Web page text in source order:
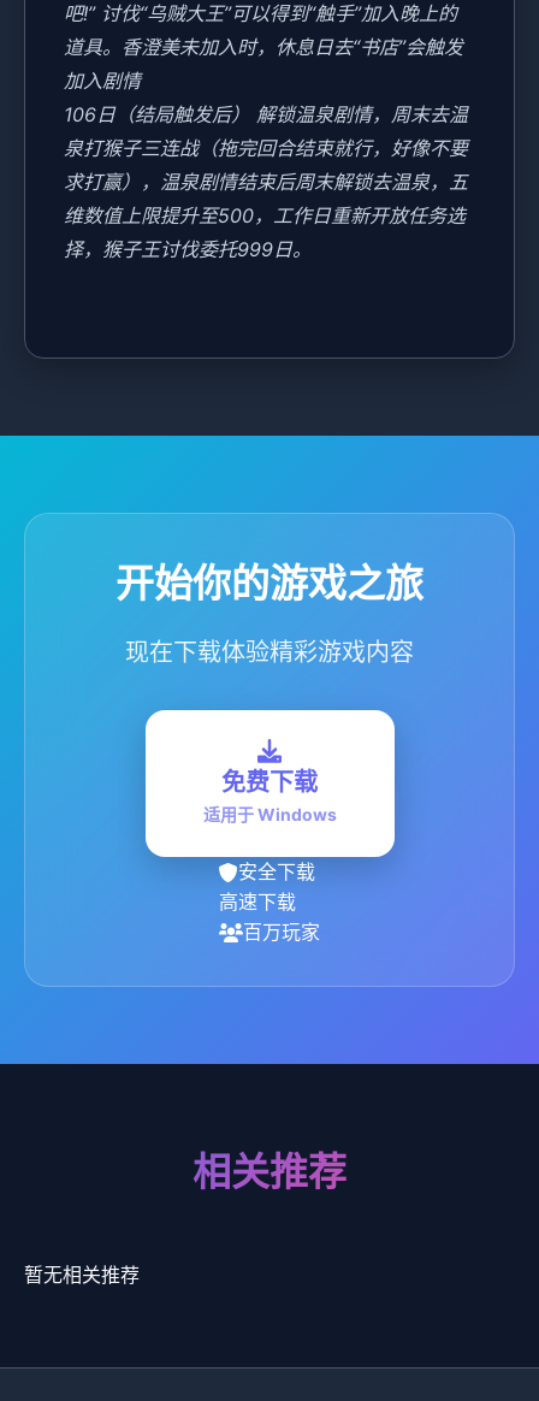
吧!” 讨伐“乌贼大王”可以得到“触手”加入晚上的
道具。香澄美未加入时，休息日去“书店”会触发
加入剧情
106日（结局触发后） 解锁温泉剧情，周末去温
泉打猴子三连战（拖完回合结束就行，好像不要
求打赢），温泉剧情结束后周末解锁去温泉，五
维数值上限提升至500，工作日重新开放任务选
择，猴子王讨伐委托999日。
开始你的游戏之旅
现在下载体验精彩游戏内容
免费下载
适用于 Windows
安全下载
高速下载
百万玩家
相关推荐
暂无相关推荐